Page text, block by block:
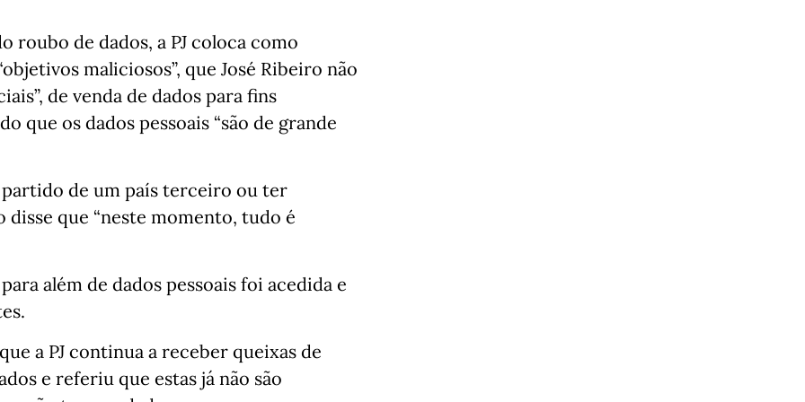
roubo de dados, a PJ coloca como
maliciosos”, que José Ribeiro não
de venda de dados para fins
que os dados pessoais “são de grande
de um país terceiro ou ter
disse que “neste momento, tudo é
além de dados pessoais foi acedida e
a PJ continua a receber queixas de
e referiu que estas já não são